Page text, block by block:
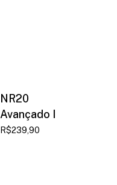
NR20
Avançado I
R$239,90